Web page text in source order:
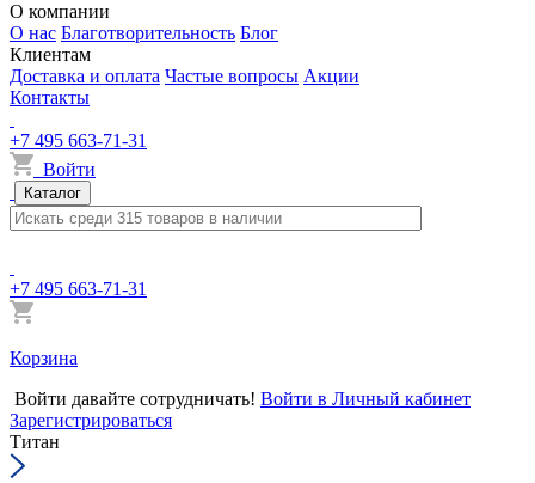
О компании
О нас Благотворительность Блог
Клиентам
Доставка и оплата Частые вопросы Акции
Контакты
+7 495 663-71-31
Войти
Каталог
+7 495 663-71-31
Корзина
Войти давайте сотрудничать! Войти в Личный кабинет
Зарегистрироваться
Титан